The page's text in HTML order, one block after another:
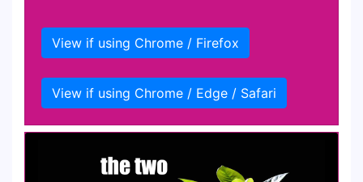
View if using Chrome / Firefox
View if using Chrome / Edge / Safari